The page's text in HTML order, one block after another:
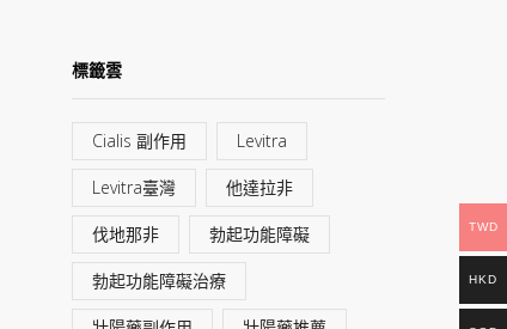
標籤雲
Cialis 副作用 Levitra
Levitra臺灣 他達拉非
伐地那非 勃起功能障礙
勃起功能障礙治療
TWD
HKD